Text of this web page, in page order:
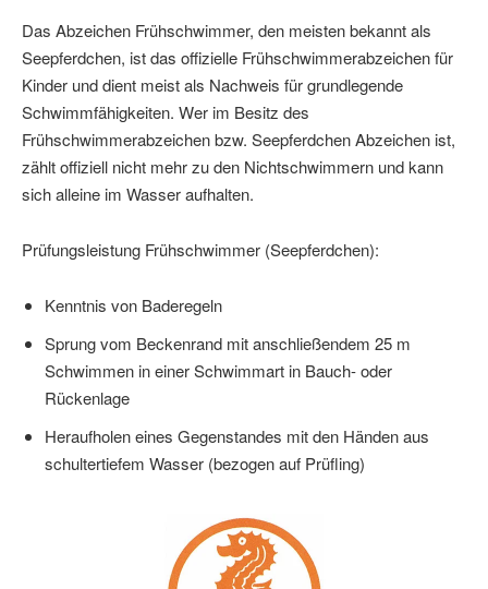
Das Abzeichen Frühschwimmer, den meisten bekannt als
Seepferdchen, ist das offizielle Frühschwimmerabzeichen für
Kinder und dient meist als Nachweis für grundlegende
Schwimmfähigkeiten. Wer im Besitz des
Frühschwimmerabzeichen bzw. Seepferdchen Abzeichen ist,
zählt offiziell nicht mehr zu den Nichtschwimmern und kann
sich alleine im Wasser aufhalten.
Prüfungsleistung Frühschwimmer (Seepferdchen):
Kenntnis von Baderegeln
Sprung vom Beckenrand mit anschließendem 25 m
Schwimmen in einer Schwimmart in Bauch- oder
Rückenlage
Heraufholen eines Gegenstandes mit den Händen aus
schultertiefem Wasser (bezogen auf Prüfling)